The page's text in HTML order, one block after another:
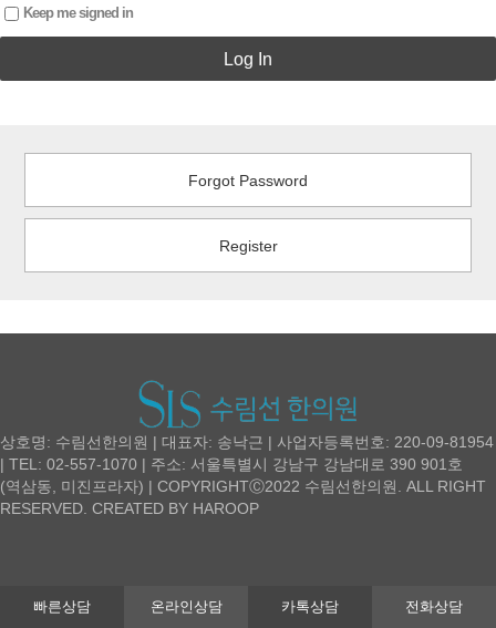
Keep me signed in
Log In
Forgot Password
Register
빠른상담 온라인상담 카톡상담 전화상담
상호명: 수림선한의원 | 대표자: 송낙근 | 사업자등록번호: 220-09-81954
| TEL: 02-557-1070 | 주소: 서울특별시 강남구 강남대로 390 901호
(역삼동, 미진프라자) | COPYRIGHTⒸ2022 수림선한의원. ALL RIGHT
RESERVED. CREATED BY HAROOP